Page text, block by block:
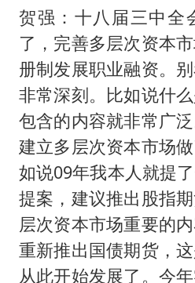
贺强：十八届三中全
了，完善多层次资本
册制发展职业融资。
非常深刻。比如说什
包含的内容就非常广
建立多层次资本市场
如说09年我本人就提
提案，建议推出股指
层次资本市场重要的
重新推出国债期货，
从此开始发展了。今